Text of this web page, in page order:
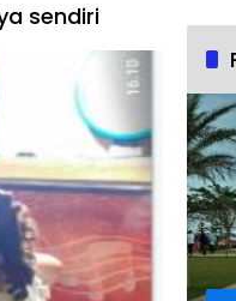
sendiri